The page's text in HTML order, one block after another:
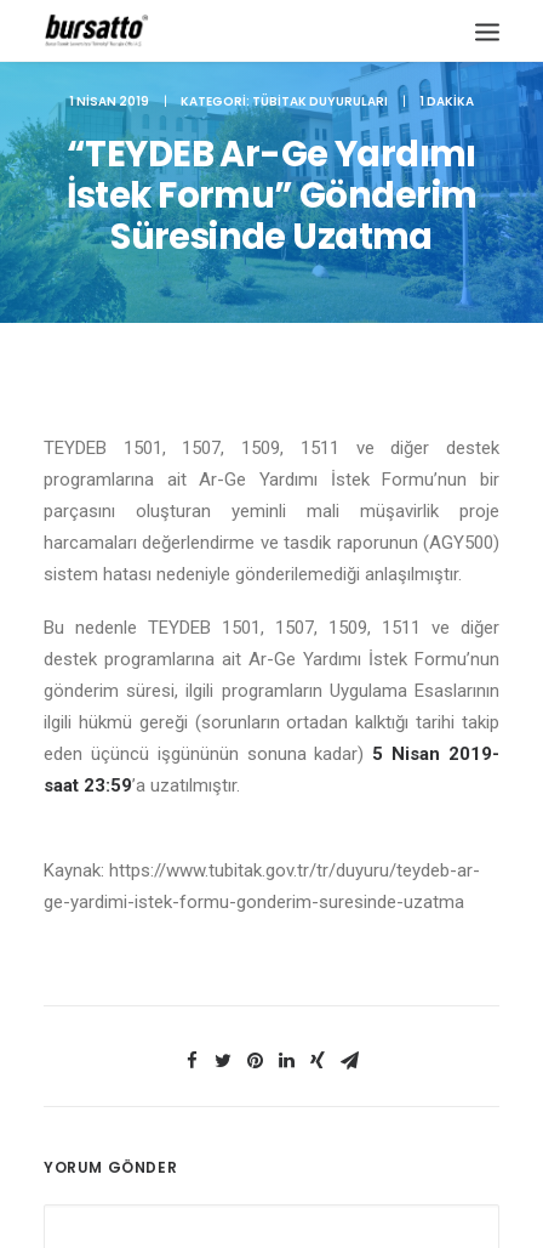
Site içi arama
1 NISAN 2019 | KATEGORI:TÜBITAK DUYURULARI | 1 DAKIKA
“TEYDEB Ar-Ge Yardımı
İstek Formu” Gönderim
Süresinde Uzatma
TEYDEB 1501, 1507, 1509, 1511 ve diğer destek
programlarına ait Ar-Ge Yardımı İstek Formu’nun bir
parçasını oluşturan yeminli mali müşavirlik proje
harcamaları değerlendirme ve tasdik raporunun (AGY500)
sistem hatası nedeniyle gönderilemediği anlaşılmıştır.
Bu nedenle TEYDEB 1501, 1507, 1509, 1511 ve diğer
destek programlarına ait Ar-Ge Yardımı İstek Formu’nun
gönderim süresi, ilgili programların Uygulama Esaslarının
ilgili hükmü gereği (sorunların ortadan kalktığı tarihi takip
eden üçüncü işgününün sonuna kadar) 5 Nisan 2019-
saat 23:59’a uzatılmıştır.
Kaynak: https://www.tubitak.gov.tr/tr/duyuru/teydeb-ar-
ge-yardimi-istek-formu-gonderim-suresinde-uzatma
YORUM GÖNDER